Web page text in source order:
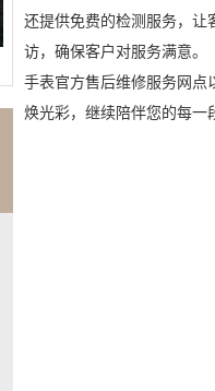
还提供免费的检测服务，让
访，确保客户对服务满意。
手表官方售后维修服务网点
焕光彩，继续陪伴您的每一